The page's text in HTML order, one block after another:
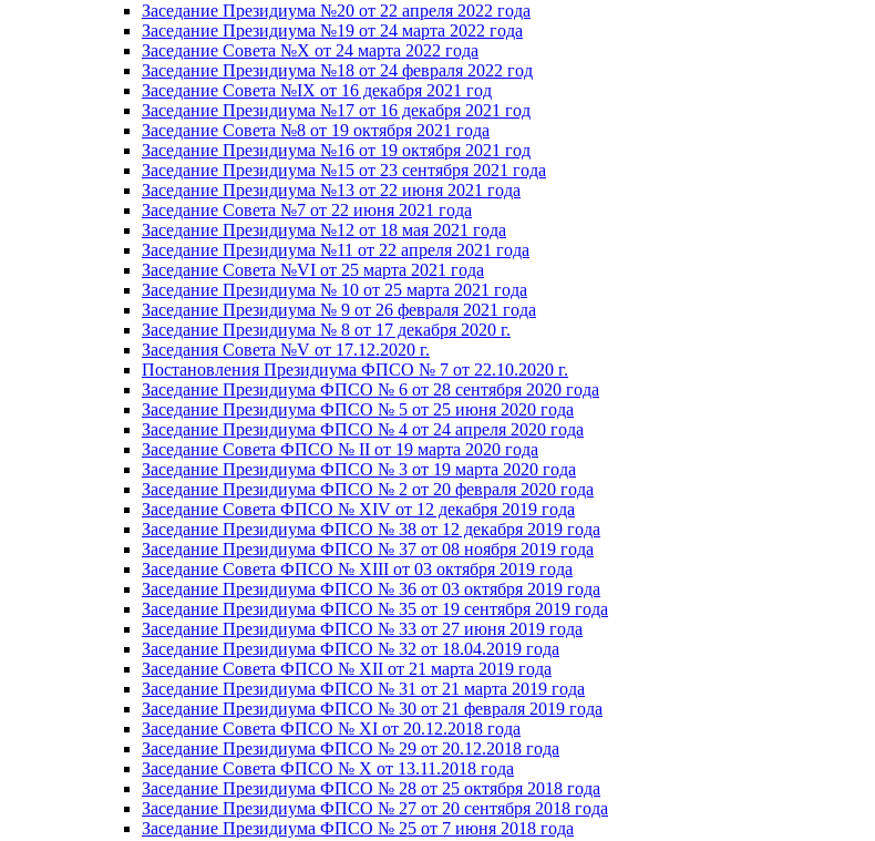
Заседание Президиума №20 от 22 апреля 2022 года
Заседание Президиума №19 от 24 марта 2022 года
Заседание Совета №X от 24 марта 2022 года
Заседание Президиума №18 от 24 февраля 2022 год
Заседание Совета №IX от 16 декабря 2021 год
Заседание Президиума №17 от 16 декабря 2021 год
Заседание Совета №8 от 19 октября 2021 года
Заседание Президиума №16 от 19 октября 2021 год
Заседание Президиума №15 от 23 сентября 2021 года
Заседание Президиума №13 от 22 июня 2021 года
Заседание Совета №7 от 22 июня 2021 года
Заседание Президиума №12 от 18 мая 2021 года
Заседание Президиума №11 от 22 апреля 2021 года
Заседание Совета №VI от 25 марта 2021 года
Заседание Президиума № 10 от 25 марта 2021 года
Заседание Президиума № 9 от 26 февраля 2021 года
Заседание Президиума № 8 от 17 декабря 2020 г.
Заседания Совета №V от 17.12.2020 г.
Постановления Президиума ФПСО № 7 от 22.10.2020 г.
Заседание Президиума ФПСО № 6 от 28 сентября 2020 года
Заседание Президиума ФПСО № 5 от 25 июня 2020 года
Заседание Президиума ФПСО № 4 от 24 апреля 2020 года
Заседание Совета ФПСО № II от 19 марта 2020 года
Заседание Президиума ФПСО № 3 от 19 марта 2020 года
Заседание Президиума ФПСО № 2 от 20 февраля 2020 года
Заседание Совета ФПСО № XIV от 12 декабря 2019 года
Заседание Президиума ФПСО № 38 от 12 декабря 2019 года
Заседание Президиума ФПСО № 37 от 08 ноября 2019 года
Заседание Совета ФПСО № XIII от 03 октября 2019 года
Заседание Президиума ФПСО № 36 от 03 октября 2019 года
Заседание Президиума ФПСО № 35 от 19 сентября 2019 года
Заседание Президиума ФПСО № 33 от 27 июня 2019 года
Заседание Президиума ФПСО № 32 от 18.04.2019 года
Заседание Совета ФПСО № XII от 21 марта 2019 года
Заседание Президиума ФПСО № 31 от 21 марта 2019 года
Заседание Президиума ФПСО № 30 от 21 февраля 2019 года
Заседание Совета ФПСО № XI от 20.12.2018 года
Заседание Президиума ФПСО № 29 от 20.12.2018 года
Заседание Совета ФПСО № X от 13.11.2018 года
Заседание Президиума ФПСО № 28 от 25 октября 2018 года
Заседание Президиума ФПСО № 27 от 20 сентября 2018 года
Заседание Президиума ФПСО № 25 от 7 июня 2018 года